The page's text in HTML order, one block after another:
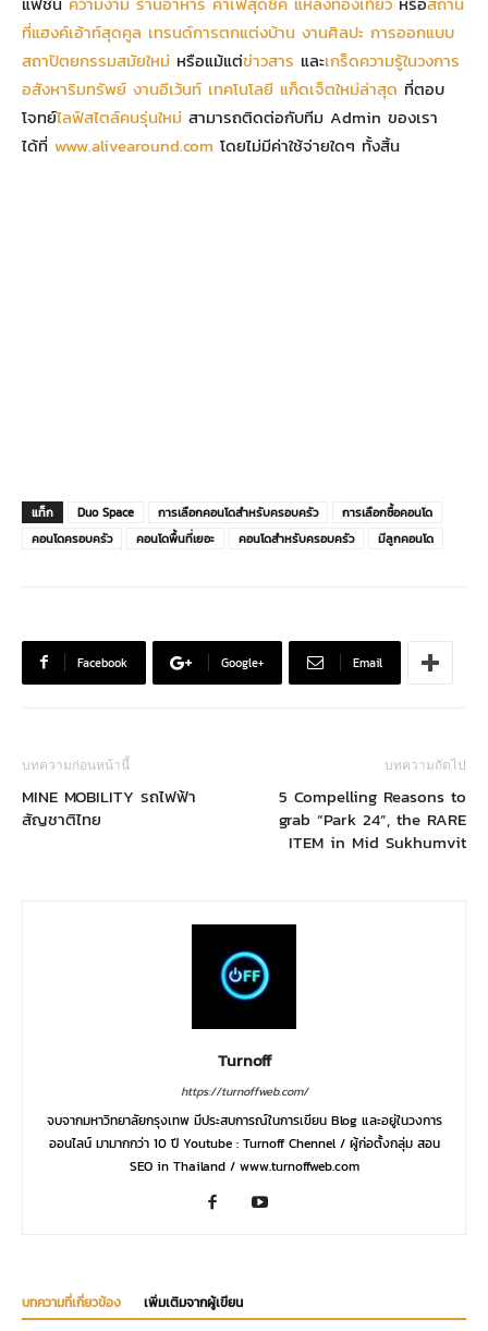
ที่แฮงค์เอ้าท์สุดคูล เทรนด์การตกแต่งบ้าน งานศิลปะ การออกแบบ
สถาปัตยกรรมสมัยใหม่ หรือแม้แต่ข่าวสาร และเกร็ดความรู้ในวงการ
อสังหาริมทรัพย์ งานอีเว้นท์ เทคโนโลยี แก็ดเจ็ตใหม่ล่าสุด ที่ตอบ
โจทย์ไลฟ์สไตล์คนรุ่นใหม่ สามารถติดต่อกับทีม Admin ของเรา
ได้ที่ www.alivearound.com โดยไม่มีค่าใช้จ่ายใดๆ ทั้งสิ้น
แท็ก Duo Space การเลือกคอนโดสำหรับครอบครัว
การเลือกซื้อคอนโด
คอนโดครอบครัว
คอนโดพื้นที่เยอะ คอนโดสำหรับครอบครัว มีลูกคอนโด
Facebook Google+ Email
บทความก่อนหน้านี้
MINE MOBILITY รถไฟฟ้า
สัญชาติไทย
บทความถัดไป
5 Compelling Reasons to
grab “Park 24”, the RARE
ITEM in Mid Sukhumvit
Turnoff
https://turnoffweb.com/
จบจากมหาวิทยาลัยกรุงเทพ มีประสบการณ์ในการเขียน Blog และอยู่ในวงการ
ออนไลน์ มามากกว่า 10 ปี Youtube : Turnoff Chennel / ผู้ก่อตั้งกลุ่ม สอน
SEO in Thailand / www.turnoffweb.com
บทความที่เกี่ยวข้อง เพิ่มเติมจากผู้เขียน